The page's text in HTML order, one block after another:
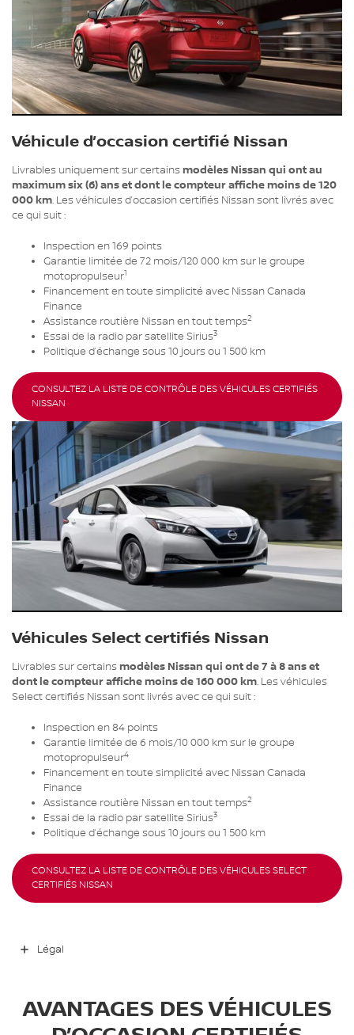
Véhicule d’occasion certifié Nissan
Livrables uniquement sur certainsmodèles Nissan qui ont au
maximum six (6) ans et dont le compteur affiche moins de 120
000 km. Les véhicules d’occasion certifiés Nissan sont livrés avec
ce qui suit :
Inspection en 169 points
Garantie limitée de 72 mois/120 000 km sur le groupe
motopropulseur1
Financement en toute simplicité avec Nissan Canada
Finance
Assistance routière Nissan en tout temps2
Essai de la radio par satellite Sirius3
Politique d’échange sous 10 jours ou 1 500 km
CONSULTEZ LA LISTE DE CONTRÔLE DES VÉHICULES CERTIFIÉS
NISSAN
Véhicules Select certifiés Nissan
Livrables sur certainsmodèles Nissan qui ont de 7 à 8 ans et
dont le compteur affiche moins de 160 000 km. Les véhicules
Select certifiés Nissan sont livrés avec ce qui suit :
Inspection en 84 points
Garantie limitée de 6 mois/10 000 km sur le groupe
motopropulseur4
Financement en toute simplicité avec Nissan Canada
Finance
Assistance routière Nissan en tout temps2
Essai de la radio par satellite Sirius3
Politique d’échange sous 10 jours ou 1 500 km
CONSULTEZ LA LISTE DE CONTRÔLE DES VÉHICULES SELECT
CERTIFIÉS NISSAN
Légal
AVANTAGES DES VÉHICULES